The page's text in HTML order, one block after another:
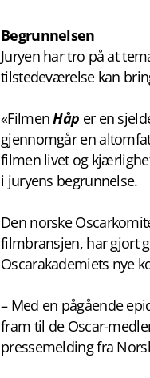
Begrunnelsen
Juryen har tro på at
tilstedeværelse kan
«FilmenHåp er en
gjennomgår en
filmen livet og
i juryens begrunnelse.
Den norske
filmbransjen, har gjort
Oscarakademiets nye
– Med en pågående
fram til de Oscar-
pressemelding fra